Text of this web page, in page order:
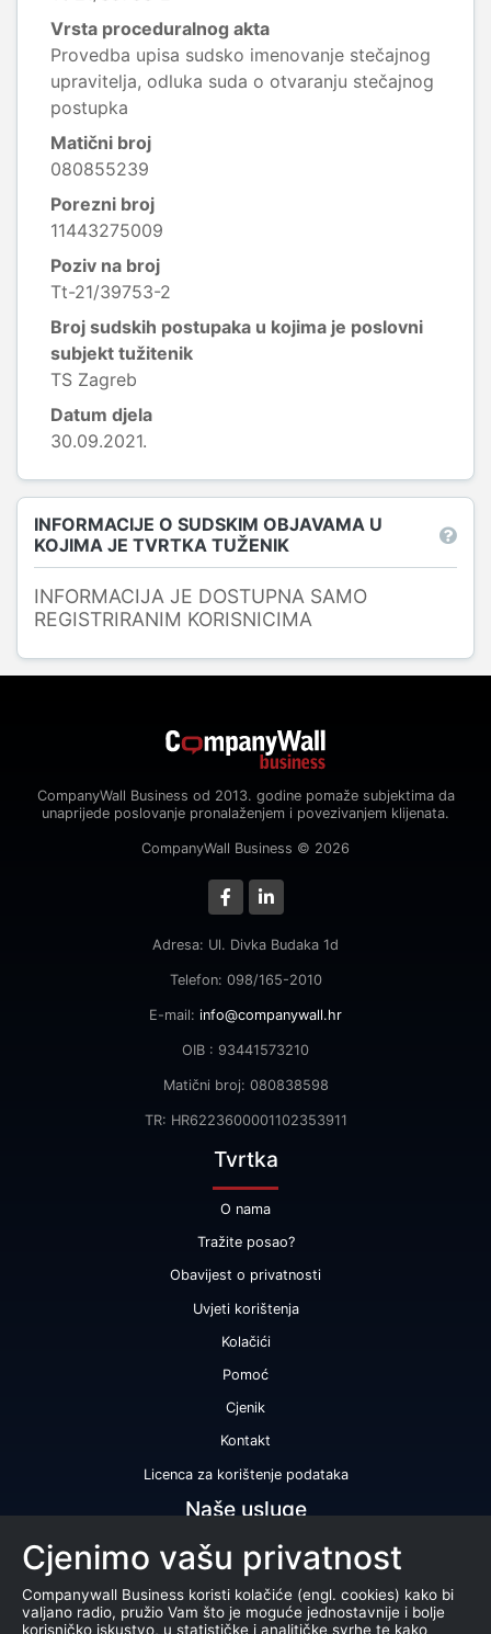
Vrsta proceduralnog akta
Provedba upisa sudsko imenovanje stečajnog
upravitelja, odluka suda o otvaranju stečajnog
postupka
Matični broj
080855239
Porezni broj
11443275009
Poziv na broj
Tt-21/39753-2
Broj sudskih postupaka u kojima je poslovni
subjekt tužitenik
TS Zagreb
Datum djela
30.09.2021.
INFORMACIJE O SUDSKIM OBJAVAMA U
KOJIMA JE TVRTKA TUŽENIK
INFORMACIJA JE DOSTUPNA SAMO
REGISTRIRANIM KORISNICIMA
CompanyWall Business od 2013. godine pomaže subjektima da
unaprijede poslovanje pronalaženjem i povezivanjem klijenata.
CompanyWall Business © 2026
Adresa: Ul. Divka Budaka 1d
Telefon: 098/165-2010
E-mail: info@companywall.hr
OIB : 93441573210
Matični broj: 080838598
TR: HR6223600001102353911
Tvrtka
O nama
Tražite posao?
Obavijest o privatnosti
Uvjeti korištenja
Kolačići
Pomoć
Cjenik
Kontakt
Licenca za korištenje podataka
Naše usluge
Bonitetna ocjena
Bonitetno izvješće
Certifikat bonitetne izvrsnosti
Cjenimo vašu privatnost
Companywall Business koristi kolačiće (engl. cookies) kako bi
valjano radio, pružio Vam što je moguće jednostavnije i bolje
korisničko iskustvo, u statističke i analitičke svrhe te kako